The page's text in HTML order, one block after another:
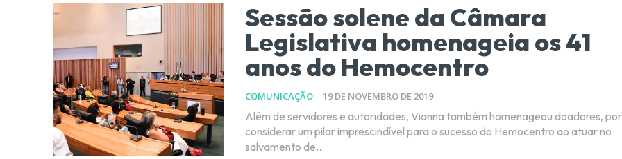
Sessão solene da Câmara
Legislativa homenageia os 41
anos do Hemocentro
COMUNICAÇÃO - 19 DE NOVEMBRO DE 2019
Além de servidores e autoridades, Vianna também homenageou doadores, por
considerar um pilar imprescindível para o sucesso do Hemocentro ao atuar no
salvamento de...